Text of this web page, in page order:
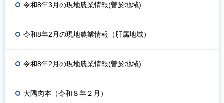
令和8年3月の現地農業情報(曽於地域)
令和8年2月の現地農業情報（肝属地域）
令和8年2月の現地農業情報(曽於地域)
大隅肉本（令和８年２月）